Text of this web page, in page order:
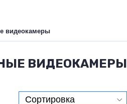
видеокамеры
ВИДЕОКАМЕРЫ